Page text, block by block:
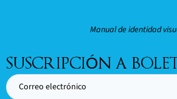
Manual de identidad
SUSCRIPCIÓN A